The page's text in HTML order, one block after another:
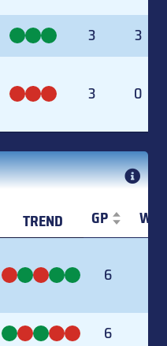
3 3
3 0
TREND GP
W
6
6